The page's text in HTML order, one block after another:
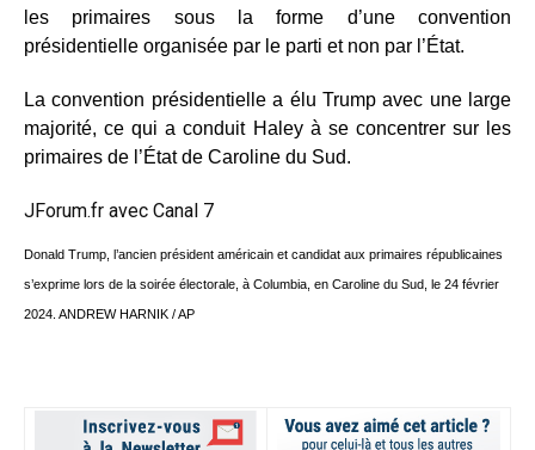
les primaires sous la forme d’une convention
présidentielle organisée par le parti et non par l’État.
La convention présidentielle a élu Trump avec une large
majorité, ce qui a conduit Haley à se concentrer sur les
primaires de l’État de Caroline du Sud.
JForum.fr avec Canal 7
Donald Trump, l’ancien président américain et candidat aux primaires républicaines
s’exprime lors de la soirée électorale, à Columbia, en Caroline du Sud, le 24 février
2024. ANDREW HARNIK / AP